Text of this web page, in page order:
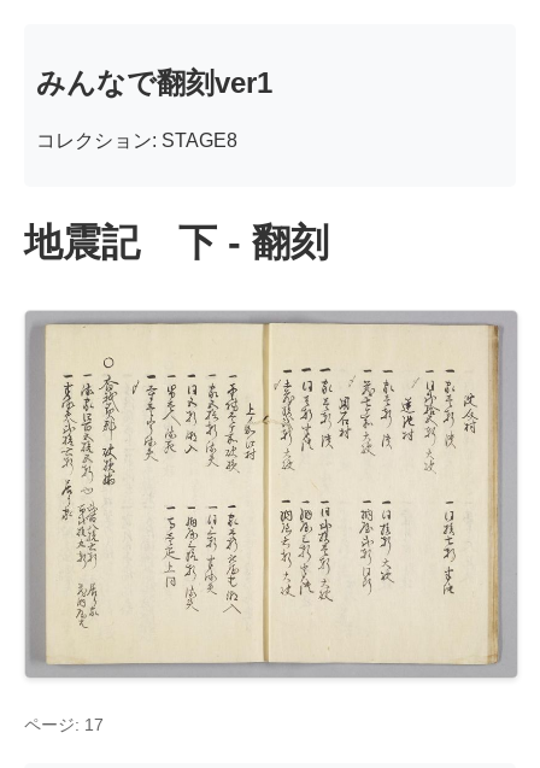
みんなで翻刻ver1
コレクション: STAGE8
地震記 下 - 翻刻
ページ: 17